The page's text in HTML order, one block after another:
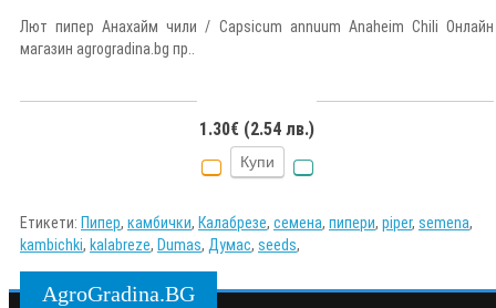
Лют пипер Анахайм чили / Capsicum annuum Anaheim Chili Онлайн
магазин agrogradina.bg пр..
1.30€ (2.54 лв.)
Купи
Етикети: Пипер, камбички, Калабрезе, семена, пипери, piper, semena,
kambichki, kalabreze, Dumas, Думас, seeds,
AgroGradina.BG